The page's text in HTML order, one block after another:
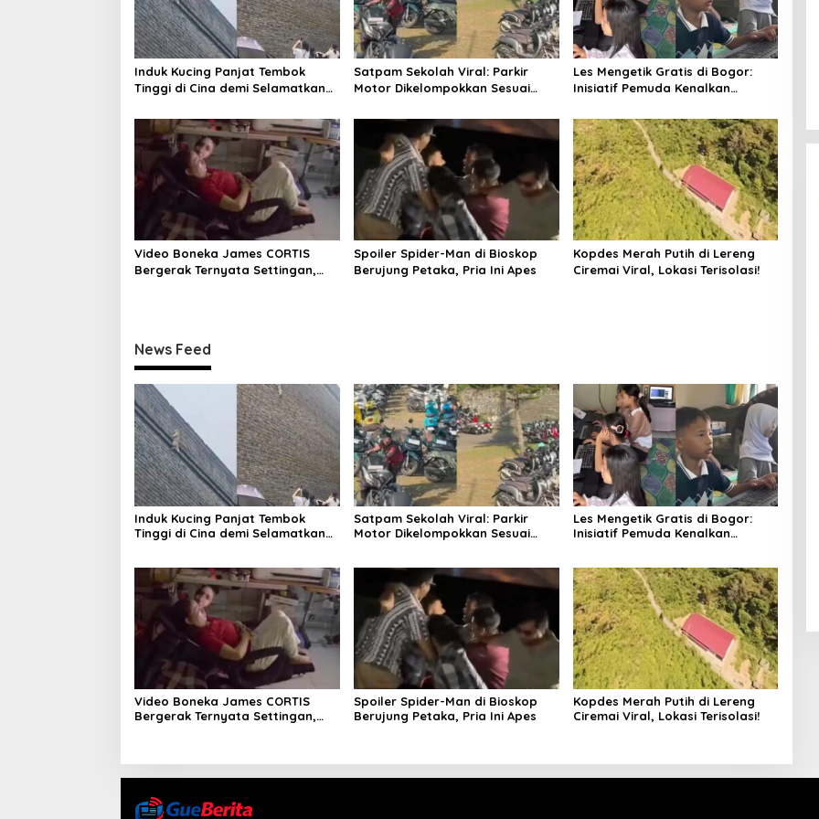
i
g
a
t
i
o
n
Induk Kucing Panjat Tembok
Tinggi di Cina demi Selamatkan
Satpam Sekolah Viral: Parkir
Motor Dikelompokkan Sesuai
Les Mengetik Gratis di Bogor:
Inisiatif Pemuda Kenalkan
Video Boneka James CORTIS
Bergerak Ternyata Settingan,
Spoiler Spider-Man di Bioskop
Berujung Petaka, Pria Ini Apes
Kopdes Merah Putih di Lereng
Ciremai Viral, Lokasi Terisolasi!
News Feed
Induk Kucing Panjat Tembok
Tinggi di Cina demi Selamatkan
Satpam Sekolah Viral: Parkir
Motor Dikelompokkan Sesuai
Les Mengetik Gratis di Bogor:
Inisiatif Pemuda Kenalkan
Video Boneka James CORTIS
Bergerak Ternyata Settingan,
Spoiler Spider-Man di Bioskop
Berujung Petaka, Pria Ini Apes
Kopdes Merah Putih di Lereng
Ciremai Viral, Lokasi Terisolasi!
Induk Kucing Panjat Tembok Tinggi
di Cina demi Selamatkan Anaknya
In Viral | August 8, 2026